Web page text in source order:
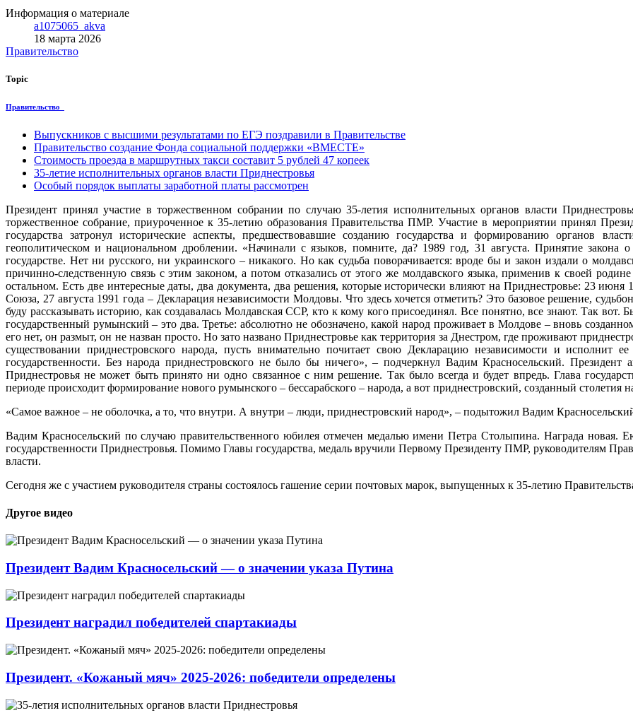
Информация о материале
a1075065_akva
18 марта 2026
Правительство
Topic
Правительство
Выпускников с высшими результатами по ЕГЭ поздравили в Правительстве
Правительство создание Фонда социальной поддержки «ВМЕСТЕ»
Стоимость проезда в маршрутных такси составит 5 рублей 47 копеек
35-летие исполнительных органов власти Приднестровья
Особый порядок выплаты заработной платы рассмотрен
Президент принял участие в торжественном собрании по случаю 35-летия исполнительных органов власти
торжественное собрание, приуроченное к 35-летию образования Правительства ПМР. Участие в мероприятии принял
государства затронул исторические аспекты, предшествовавшие созданию государства и формированию органов
геополитическом и национальном дроблении. «Начинали с языков, помните, да? 1989 год, 31 августа. Принятие
государстве. Нет ни русского, ни украинского – никакого. Но как судьба поворачивается: вроде бы и закон издали о
причинно-следственную связь с этим законом, а потом отказались от этого же молдавского языка, применив к своей
остальном. Есть две интересные даты, два документа, два решения, которые исторически влияют на Приднестровье: 23
Союза, 27 августа 1991 года – Декларация независимости Молдовы. Что здесь хочется отметить? Это базовое решение,
буду рассказывать историю, как создавалась Молдавская ССР, кто к кому кого присоединял. Все понятно, все знают. Так
государственный румынский – это два. Третье: абсолютно не обозначено, какой народ проживает в Молдове – вновь
его нет, он размыт, он не назван просто. Но зато названо Приднестровье как территория за Днестром, где проживают
существовании приднестровского народа, пусть внимательно почитает свою Декларацию независимости и
государственности. Без народа приднестровского не было бы ничего», – подчеркнул Вадим Красносельский.
Приднестровья не может быть принято ни одно связанное с ним решение. Так было всегда и будет впредь. Глава
периоде происходит формирование нового румынского – бессарабского – народа, а вот приднестровский, созданный столетия
«Самое важное – не оболочка, а то, что внутри. А внутри – люди, приднестровский народ», – подытожил Вадим
Вадим Красносельский по случаю правительственного юбилея отмечен медалью имени Петра Столыпина. Награда новая.
государственности Приднестровья. Помимо Главы государства, медаль вручили Первому Президенту ПМР, руководителям
власти.
Сегодня же с участием руководителя страны состоялось гашение серии почтовых марок, выпущенных к 35-летию
Другое видео
Президент Вадим Красносельский — о значении указа Путина
Президент наградил победителей спартакиады
Президент. «Кожаный мяч» 2025-2026: победители определены